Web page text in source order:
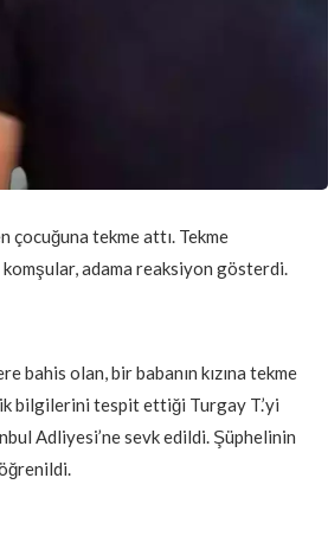
çocuğuna tekme attı. Tekme
komşular, adama reaksiyon gösterdi.
bahis olan, bir babanın kızına tekme
bilgilerini tespit ettiği Turgay T.’yi
Adliyesi’ne sevk edildi. Şüphelinin